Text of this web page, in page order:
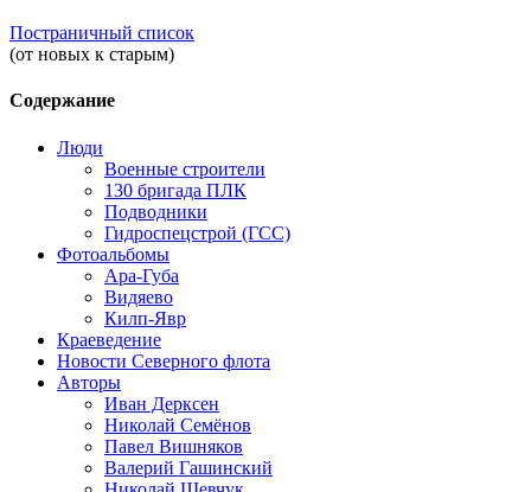
Постраничный список
(от новых к старым)
Содержание
Люди
Военные строители
130 бригада ПЛК
Подводники
Гидроспецстрой (ГСС)
Фотоальбомы
Ара-Губа
Видяево
Килп-Явр
Краеведение
Новости Северного флота
Авторы
Иван Дерксен
Николай Семёнов
Павел Вишняков
Валерий Гашинский